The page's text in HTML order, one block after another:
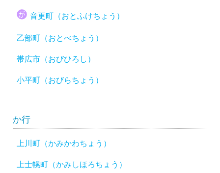
音更町（おとふけちょう）
乙部町（おとべちょう）
帯広市（おびひろし）
小平町（おびらちょう）
か行
上川町（かみかわちょう）
上士幌町（かみしほろちょう）